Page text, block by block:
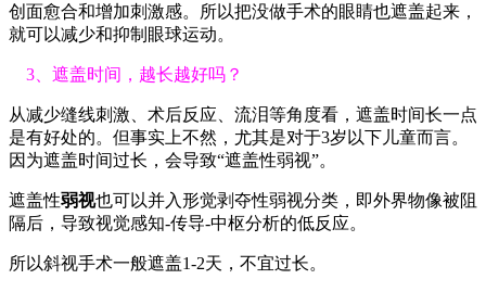
创面愈合和增加刺激感。所以把没做手术的眼睛也遮盖起来，
就可以减少和抑制眼球运动。
3、遮盖时间，越长越好吗？
从减少缝线刺激、术后反应、流泪等角度看，遮盖时间长一点
是有好处的。但事实上不然，尤其是对于3岁以下儿童而言。
因为遮盖时间过长，会导致“遮盖性弱视”。
遮盖性弱视也可以并入形觉剥夺性弱视分类，即外界物像被阻
隔后，导致视觉感知-传导-中枢分析的低反应。
所以斜视手术一般遮盖1-2天，不宜过长。